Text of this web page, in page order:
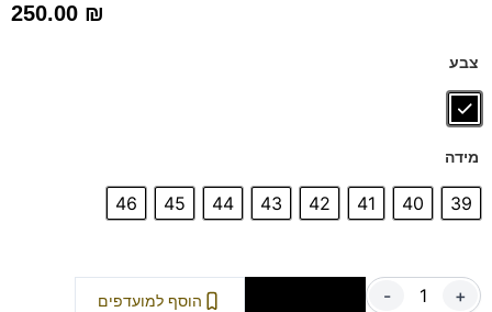
נעליים טבעוניות
250.00 ₪
צבע
מידה
39
40
41
42
43
44
45
46
- + הוסף למועדפים